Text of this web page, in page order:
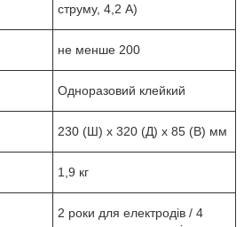
струму, 4,2 А)
не менше 200
Одноразовий клейкий
230 (Ш) x 320 (Д) x 85 (В) мм
1,9 кг
2 роки для електродів / 4